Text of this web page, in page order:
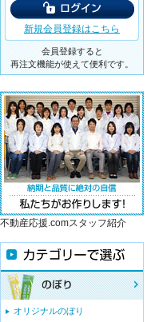
新規会員登録はこちら
会員登録すると
再注文機能が使えて便利です。
不動産応援.comスタッフ紹介
オリジナルのぼり